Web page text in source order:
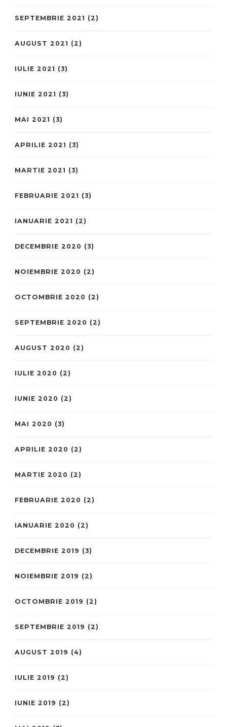
SEPTEMBRIE 2021 (2)
AUGUST 2021 (2)
IULIE 2021 (3)
IUNIE 2021 (3)
MAI 2021 (3)
APRILIE 2021 (3)
MARTIE 2021 (3)
FEBRUARIE 2021 (3)
IANUARIE 2021 (2)
DECEMBRIE 2020 (3)
NOIEMBRIE 2020 (2)
OCTOMBRIE 2020 (2)
SEPTEMBRIE 2020 (2)
AUGUST 2020 (2)
IULIE 2020 (2)
IUNIE 2020 (2)
MAI 2020 (3)
APRILIE 2020 (2)
MARTIE 2020 (2)
FEBRUARIE 2020 (2)
IANUARIE 2020 (2)
DECEMBRIE 2019 (3)
NOIEMBRIE 2019 (2)
OCTOMBRIE 2019 (2)
SEPTEMBRIE 2019 (2)
AUGUST 2019 (4)
IULIE 2019 (2)
IUNIE 2019 (2)